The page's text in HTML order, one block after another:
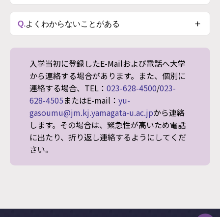
→ ⽇本学⽣⽀援機構
Q.よくわからないことがある ＋
A.まずは気軽に窓⼝へ
基盤教育３号館１F 社会共創デジタル学環事務室 連絡
先023-628-4500/023-628-4505, E-mail： yu-
gasoumu@jm.kj.yamagata-u.ac.jp
⼊学当初に登録したE-Mailおよび電話へ大学
から連絡する場合があります。また、個別に
連絡する場合、TEL： 023-628-4500/023-
628-4505またはE-mail： yu-
gasoumu@jm.kj.yamagata-u.ac.jpから連絡
します。その場合は、緊急性が⾼いため電話
に出たり、折り返し連絡するようにしてくだ
さい。